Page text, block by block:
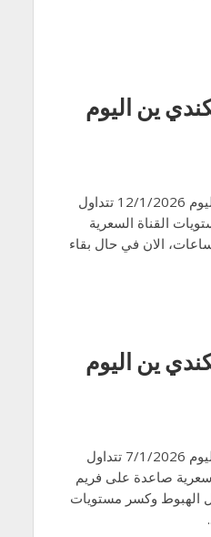
ين اليوم
التحليل الفني الكندي ين اليوم 12/1/2026 تتداول
القناة السعرية
الان في حال بقاء
ين اليوم
التحليل الفني الكندي ين اليوم 7/1/2026 تتداول
صاعدة على فريم
الهبوط وكسر مستويات